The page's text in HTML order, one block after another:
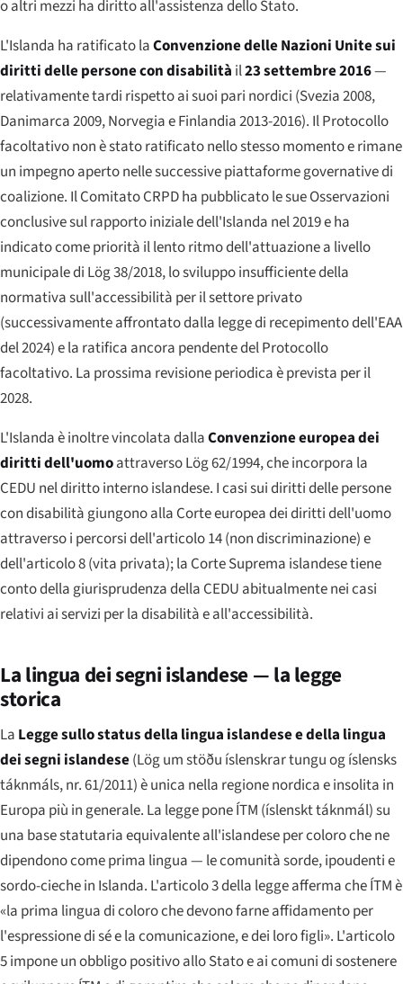
o altri mezzi ha diritto all'assistenza dello Stato.
L'Islanda ha ratificato laConvenzione delle Nazioni Unite sui
diritti delle persone con disabilità il23 settembre 2016—
relativamente tardi rispetto ai suoi pari nordici (Svezia 2008,
Danimarca 2009, Norvegia e Finlandia 2013-2016). Il Protocollo
facoltativo non è stato ratificato nello stesso momento e rimane
un impegno aperto nelle successive piattaforme governative di
coalizione. Il Comitato CRPD ha pubblicato le sue Osservazioni
conclusive sul rapporto iniziale dell'Islanda nel 2019 e ha
indicato come priorità il lento ritmo dell'attuazione a livello
municipale di Lög 38/2018, lo sviluppo insufficiente della
normativa sull'accessibilità per il settore privato
(successivamente affrontato dalla legge di recepimento dell'EAA
del 2024) e la ratifica ancora pendente del Protocollo
facoltativo. La prossima revisione periodica è prevista per il
2028.
L'Islanda è inoltre vincolata dallaConvenzione europea dei
diritti dell'uomoattraverso Lög 62/1994, che incorpora la
CEDU nel diritto interno islandese. I casi sui diritti delle persone
con disabilità giungono alla Corte europea dei diritti dell'uomo
attraverso i percorsi dell'articolo 14 (non discriminazione) e
dell'articolo 8 (vita privata); la Corte Suprema islandese tiene
conto della giurisprudenza della CEDU abitualmente nei casi
relativi ai servizi per la disabilità e all'accessibilità.
La lingua dei segni islandese — la legge
storica
La Legge sullo status della lingua islandese e della lingua
dei segni islandese(Lög um stöðu íslenskrar tungu og íslensks
táknmáls, nr. 61/2011) è unica nella regione nordica e insolita in
Europa più in generale. La legge pone ÍTM (íslenskt táknmál) su
una base statutaria equivalente all'islandese per coloro che ne
dipendono come prima lingua — le comunità sorde, ipoudenti e
sordo-cieche in Islanda. L'articolo 3 della legge afferma che ÍTM è
«la prima lingua di coloro che devono farne affidamento per
l'espressione di sé e la comunicazione, e dei loro figli». L'articolo
5 impone un obbligo positivo allo Stato e ai comuni di sostenere